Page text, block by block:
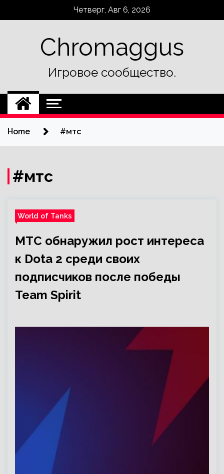
Четверг, Авг 6, 2026
Chromaggus
Игровое сообщество.
Home #мтс
#мтс
World of Tanks
МТС обнаружил рост интереса
к Dota 2 среди своих
подписчиков после победы
Team Spirit